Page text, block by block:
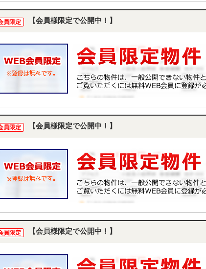
員限定 【会員様限定で公開中！】
員限定 【会員様限定で公開中！】
員限定 【会員様限定で公開中！】